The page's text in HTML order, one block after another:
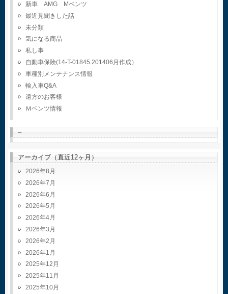
新車 AMG Mベンツ
最近見聞きした話
未分類
気になる商品
私し事
自動車保険(14-T-01845.201406月作成）
車種別メンテナンス情報
輸入車Q&A
遠方のお客様
Ｍベンツ情報
–
アーカイブ（直近12ヶ月）
2026年8月
2026年7月
2026年6月
2026年5月
2026年4月
2026年3月
2026年2月
2026年1月
2025年12月
2025年11月
2025年10月